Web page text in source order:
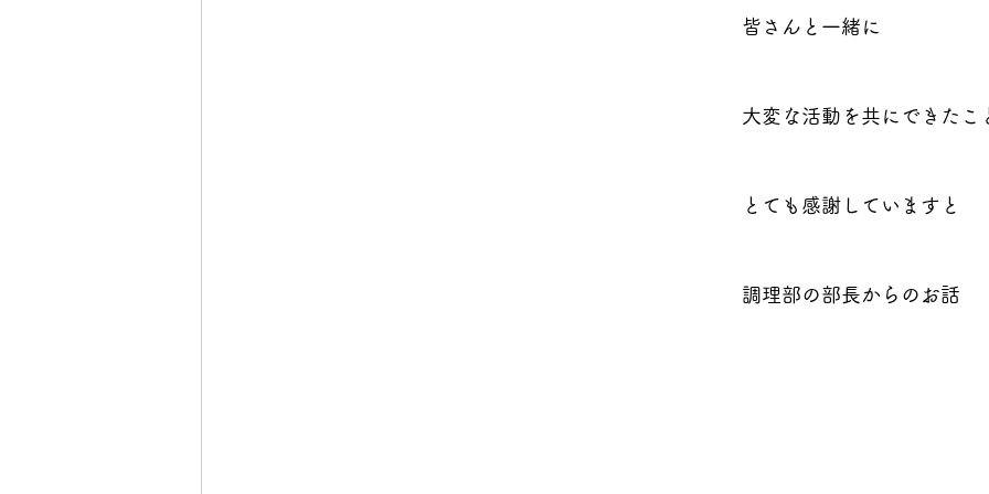
皆さんと一緒に
大変な活動を共にできたこ
とても感謝していますと
調理部の部長からのお話